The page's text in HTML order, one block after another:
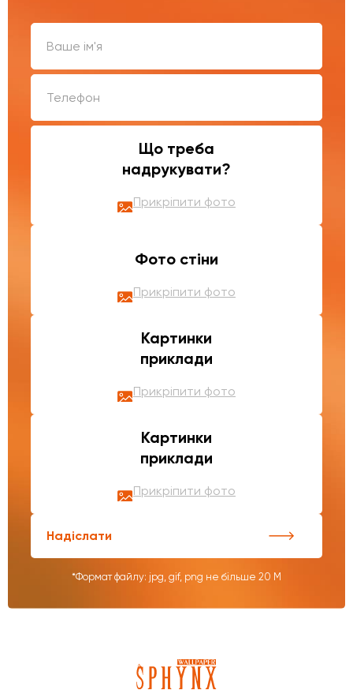
Що треба
надрукувати?
Прикріпити фото
Фото стіни
Прикріпити фото
Картинки
приклади
Прикріпити фото
Картинки
приклади
Прикріпити фото
Надіслати
*Формат файлу: jpg, gif, png не більше 20 М